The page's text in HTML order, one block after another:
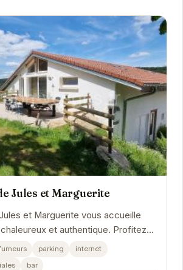
Jules et Marguerite
et Marguerite vous accueille
et authentique. Profitez
la sérénité de Liézey pour un...
parking
internet
bar